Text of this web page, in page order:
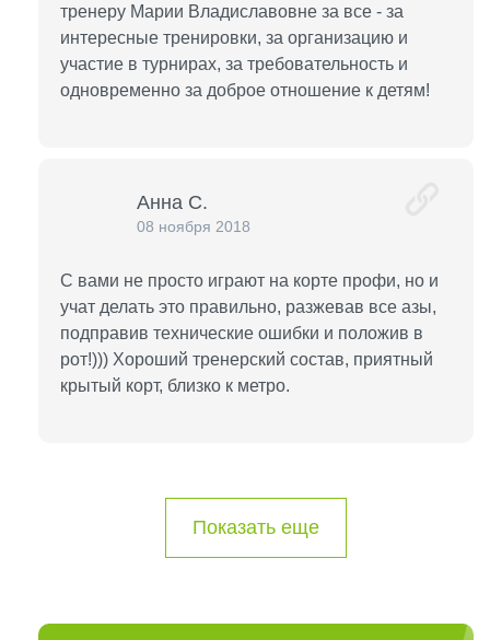
тренеру Марии Владиславовне за все - за
интересные тренировки, за организацию и
участие в турнирах, за требовательность и
одновременно за доброе отношение к детям!
Анна С.
08 ноября 2018
С вами не просто играют на корте профи, но и
учат делать это правильно, разжевав все азы,
подправив технические ошибки и положив в
рот!))) Хороший тренерский состав, приятный
крытый корт, близко к метро.
Показать еще